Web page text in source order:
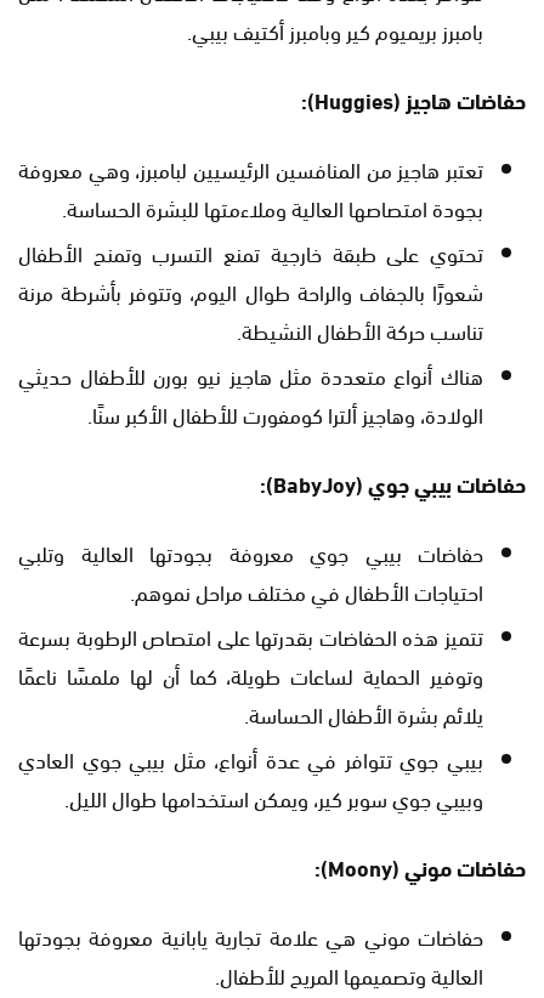
بامبرز بريميوم كير وبامبرز أكتيف بيبي.
حفاضات هاجيز (Huggies):
تعتبر هاجيز من المنافسين الرئيسيين لبامبرز، وهي معروفة
بجودة امتصاصها العالية وملاءمتها للبشرة الحساسة.
تحتوي على طبقة خارجية تمنع التسرب وتمنح الأطفال
شعورًا بالجفاف والراحة طوال اليوم، وتتوفر بأشرطة مرنة
تناسب حركة الأطفال النشيطة.
هناك أنواع متعددة مثل هاجيز نيو بورن للأطفال حديثي
الولادة، وهاجيز ألترا كومفورت للأطفال الأكبر سنًا.
حفاضات بيبي جوي (BabyJoy):
حفاضات بيبي جوي معروفة بجودتها العالية وتلبي
احتياجات الأطفال في مختلف مراحل نموهم.
تتميز هذه الحفاضات بقدرتها على امتصاص الرطوبة بسرعة
وتوفير الحماية لساعات طويلة، كما أن لها ملمسًا ناعمًا
يلائم بشرة الأطفال الحساسة.
بيبي جوي تتوافر في عدة أنواع، مثل بيبي جوي العادي
وبيبي جوي سوبر كير، ويمكن استخدامها طوال الليل.
حفاضات موني (Moony):
حفاضات موني هي علامة تجارية يابانية معروفة بجودتها
العالية وتصميمها المريح للأطفال.